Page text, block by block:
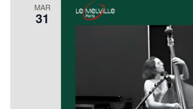
MAR
31